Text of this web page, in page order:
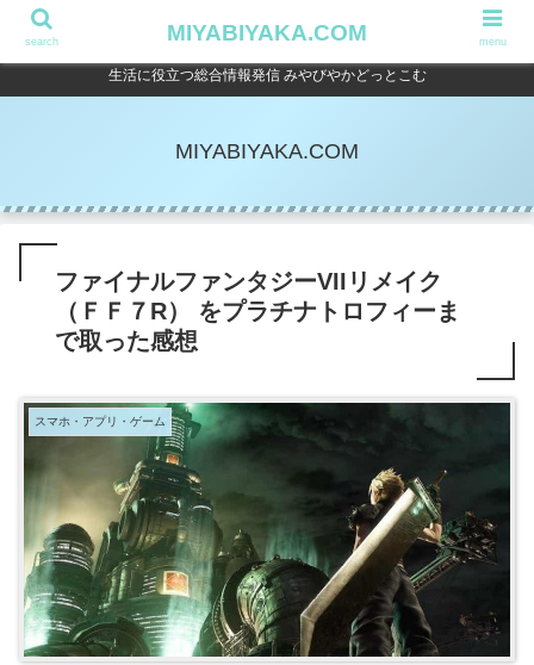
生活に役立つ総合情報発信 みやびやかどっとこむ
MIYABIYAKA.COM
ファイナルファンタジーVIIリメイク
（ＦＦ７R） をプラチナトロフィーま
で取った感想
スマホ・アプリ・ゲーム
search MIYABIYAKA.COM menu